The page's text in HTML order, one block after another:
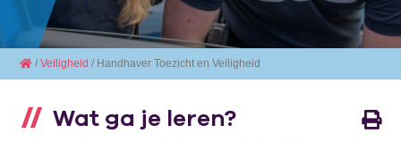
/Veiligheid / Handhaver Toezicht en Veiligheid
Wat ga je leren?